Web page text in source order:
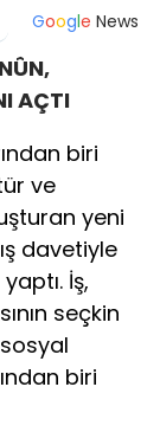
Google News
AÇTI
biri
ve
yeni
davetiyle
İş,
seçkin
biri